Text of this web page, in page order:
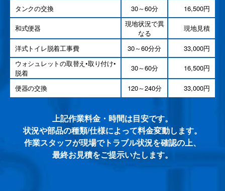
タンクの交換
30～60分 16,500円
和式便器
現地状況で異
なる
現地見積
洋式トイレ脱着工事費 30～60分分
33,000円
ウォシュレットの取替え•取り付け•
脱着
30～60分 16,500円
便器の交換 120～240分 33,000円
上記作業料金・時間は目安です。
状況や部品の種類/仕様によって料金変動します。
作業スタッフが現場でトラブル状況を確認の上、
最終お見積をご提示いたします。